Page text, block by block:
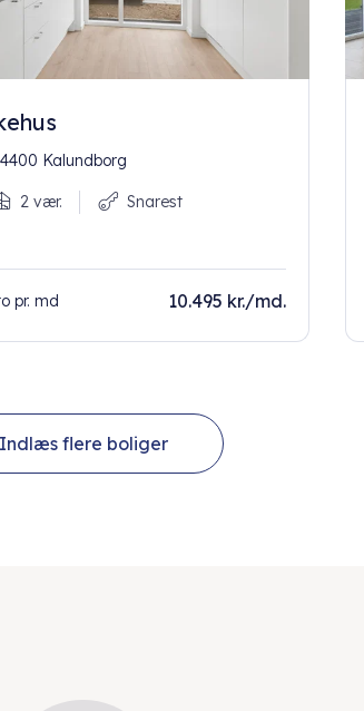
Kalundborg
2 vær. Snarest
pr. md 10.495 kr./md.
Indlæs flere boliger